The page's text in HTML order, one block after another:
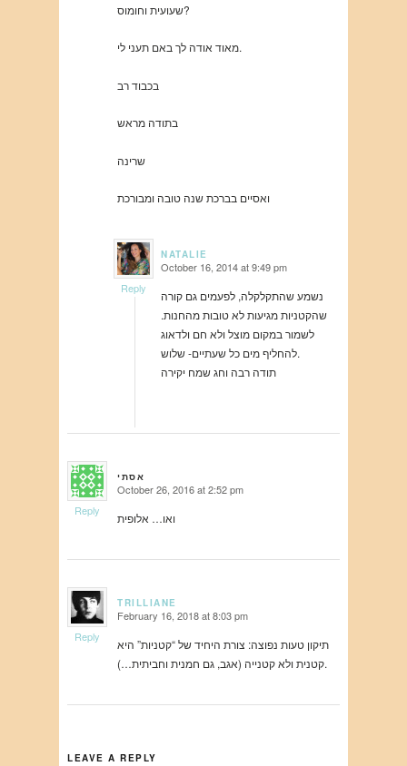
שעועית וחומוס?
מאוד אודה לך באם תעני לי.
בכבוד רב
בתודה מראש
שרינה
ואסיים בברכת שנה טובה ומבורכת
NATALIE
says: October 16, 2014 at 9:49 pm
נשמע שהתקלקלה, לפעמים גם קורה
שהקטניות מגיעות לא טובות מהחנות.
לשמור במקום מוצל ולא חם ולדאוג
להחליף מים כל שעתיים- שלוש.
תודה רבה וחג שמח יקירה
Reply
אסתי
says: October 26, 2016 at 2:52 pm
ואו… אלופית Reply
TRILLIANE
says: February 16, 2018 at 8:03 pm
תיקון טעות נפוצה: צורת היחיד של “קטניות” היא
קטנית ולא קטנייה (אגב, גם חמנית וחביתית…).
Reply
LEAVE A REPLY